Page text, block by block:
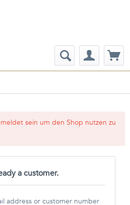
sein um den Shop nutzen zu
a customer.
address or customer number